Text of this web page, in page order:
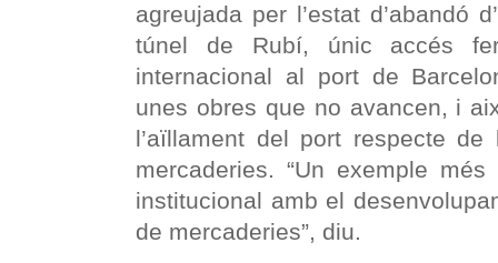
agreujada per l’estat d’abandó
túnel de Rubí, únic accés
internacional al port de
unes obres que no avancen, i
l’aïllament del port respecte
mercaderies. “Un exemple
institucional amb el
de mercaderies”, diu.